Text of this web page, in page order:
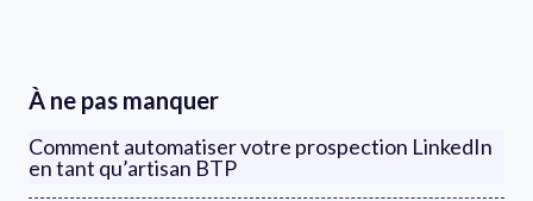
À ne pas manquer
Comment automatiser votre prospection LinkedIn
en tant qu’artisan BTP